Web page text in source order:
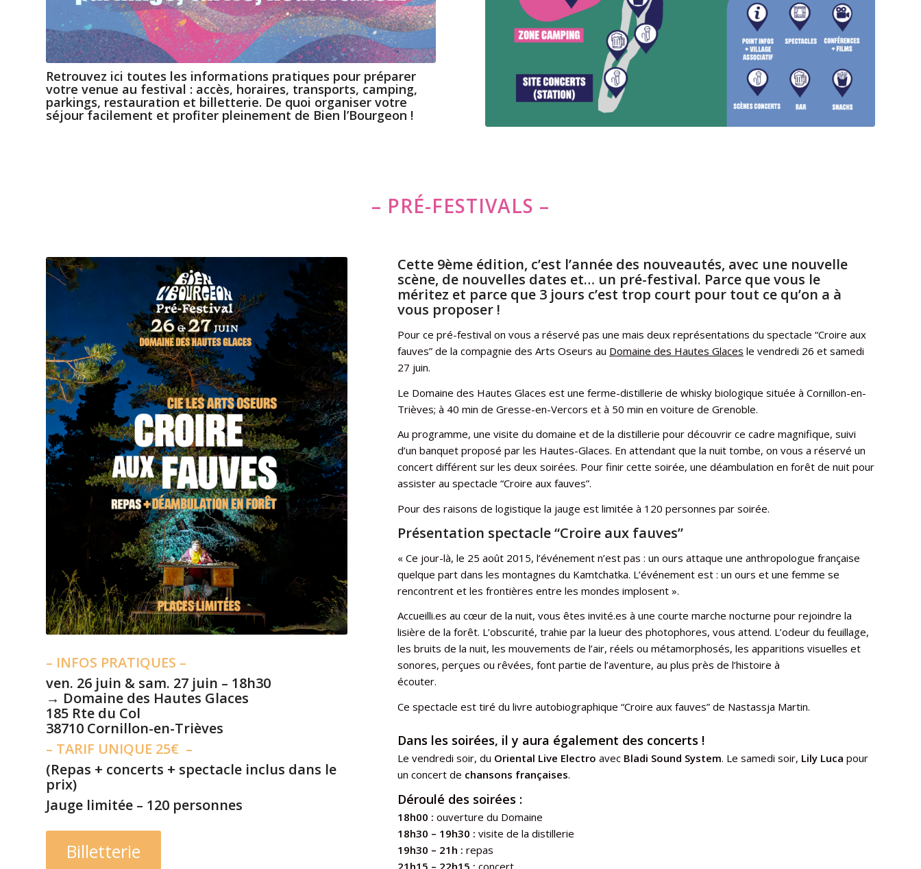
Retrouvez ici toutes les informations pratiques pour préparer
votre venue au festival : accès, horaires, transports, camping,
parkings, restauration et billetterie. De quoi organiser votre
séjour facilement et profiter pleinement de Bien l’Bourgeon !
– PRÉ-FESTIVALS –
– INFOS PRATIQUES –
ven. 26 juin & sam. 27 juin – 18h30
→ Domaine des Hautes Glaces
185 Rte du Col
38710 Cornillon-en-Trièves
– TARIF UNIQUE 25€ –
(Repas + concerts + spectacle inclus dans le
prix)
Jauge limitée – 120 personnes
Billetterie
Cette 9ème édition, c’est l’année des nouveautés, avec une nouvelle
scène, de nouvelles dates et… un pré-festival. Parce que vous le
méritez et parce que 3 jours c’est trop court pour tout ce qu’on a à
vous proposer !
Pour ce pré-festival on vous a réservé pas une mais deux représentations du spectacle “Croire aux
fauves” de la compagnie des Arts Oseurs au Domaine des Hautes Glaces le vendredi 26 et samedi
27 juin.
Le Domaine des Hautes Glaces est une ferme-distillerie de whisky biologique située à Cornillon-en-
Trièves; à 40 min de Gresse-en-Vercors et à 50 min en voiture de Grenoble.
Au programme, une visite du domaine et de la distillerie pour découvrir ce cadre magnifique, suivi
d’un banquet proposé par les Hautes-Glaces. En attendant que la nuit tombe, on vous a réservé un
concert différent sur les deux soirées. Pour finir cette soirée, une déambulation en forêt de nuit pour
assister au spectacle “Croire aux fauves”.
Pour des raisons de logistique la jauge est limitée à 120 personnes par soirée.
Présentation spectacle “Croire aux fauves”
« Ce jour-là, le 25 août 2015, l’événement n’est pas : un ours attaque une anthropologue française
quelque part dans les montagnes du Kamtchatka. L’événement est : un ours et une femme se
rencontrent et les frontières entre les mondes implosent ».
Accueilli.es au cœur de la nuit, vous êtes invité.es à une courte marche nocturne pour rejoindre la
lisière de la forêt. L’obscurité, trahie par la lueur des photophores, vous attend. L’odeur du feuillage,
les bruits de la nuit, les mouvements de l’air, réels ou métamorphosés, les apparitions visuelles et
sonores, perçues ou rêvées, font partie de l’aventure, au plus près de l’histoire à
écouter.
Ce spectacle est tiré du livre autobiographique “Croire aux fauves” de Nastassja Martin.
Dans les soirées, il y aura également des concerts !
Le vendredi soir, du Oriental Live Electro avec Bladi Sound System. Le samedi soir, Lily Luca pour
un concert de chansons françaises.
Déroulé des soirées :
18h00 : ouverture du Domaine
18h30 – 19h30 : visite de la distillerie
19h30 – 21h : repas
21h15 – 22h15 : concert